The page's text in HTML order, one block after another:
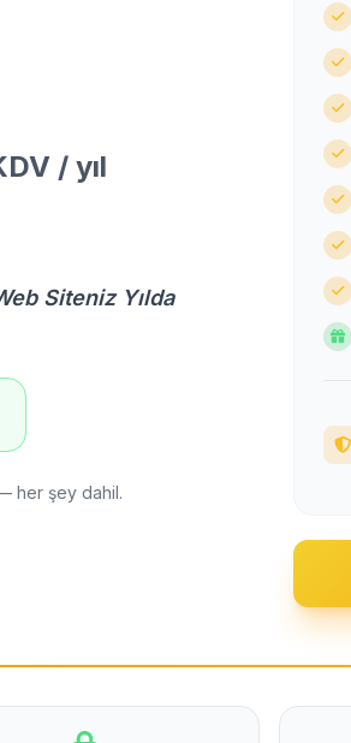
/ yıl
Siteniz Yılda
her şey dahil.